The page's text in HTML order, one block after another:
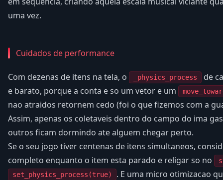
uma vez.
Cuidados de performance
Com dezenas de itens na tela, o _physics_process
de
e barato, porque a conta e so um vetor e um
nao atraidos retornem cedo (foi o que fizemos com a
Assim, apenas os coletaveis dentro do campo do ima
outros ficam dormindo ate alguem chegar perto.
Se o seu jogo tiver centenas de itens simultaneos,
completo enquanto o item esta parado e religar so no
set_physics_process(true)
. E uma micro otimizacao